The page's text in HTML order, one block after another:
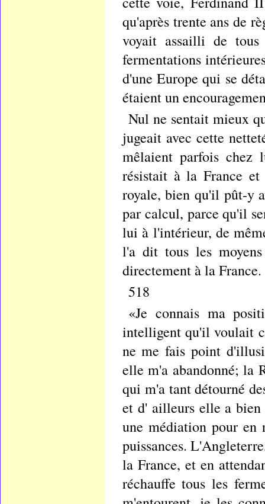
qu'après trente ans de
voyait assailli de
fermentations
d'une Europe qui se
étaient un
Nul ne sentait mieux
jugeait avec cette
mêlaient parfois chez
résistait à la France
royale, bien qu'il pût-y
par calcul, parce qu'il
lui à l'intérieur, de
l'a dit tous les
directement à la France.
518
«Je connais ma
intelligent qu'il voulait
ne me fais point
elle m'a abandonné; la
qui m'a tant détourné
et d' ailleurs elle a bien
une médiation pour en
puissances.
la France, et en
réchauffe tous les